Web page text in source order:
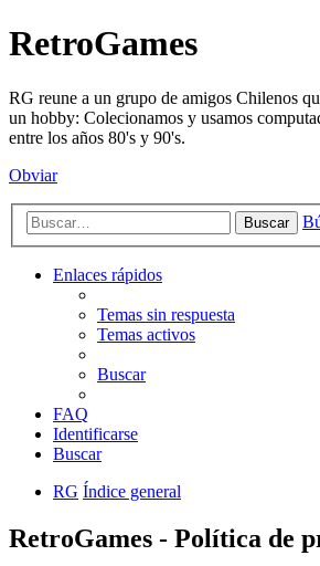
RetroGames
RG reune a un grupo de amigos Chilenos
un hobby: Colecionamos y usamos
entre los años 80's y 90's.
Obviar
Buscar
Enlaces rápidos
Temas sin respuesta
Temas activos
Buscar
FAQ
Identificarse
Buscar
RG Índice general
RetroGames - Política de